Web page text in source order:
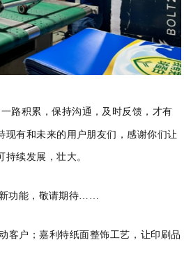
路积累，保持沟通，及时反馈，才有
现有和未来的用户朋友们，感谢你们让
续发展，壮大。
功能，敬请期待……
客户；嘉利特纸面整饰工艺 ，让印刷品